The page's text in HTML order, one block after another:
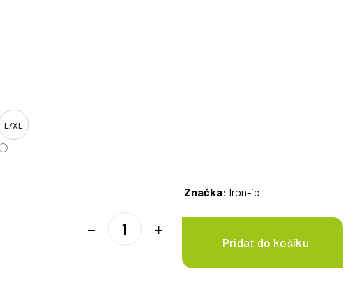
L/XL
Značka: Iron-ic
+
−